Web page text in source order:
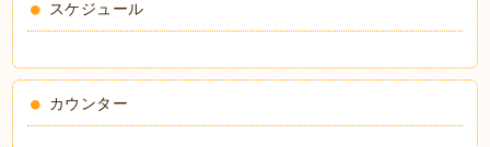
スケジュール
カウンター